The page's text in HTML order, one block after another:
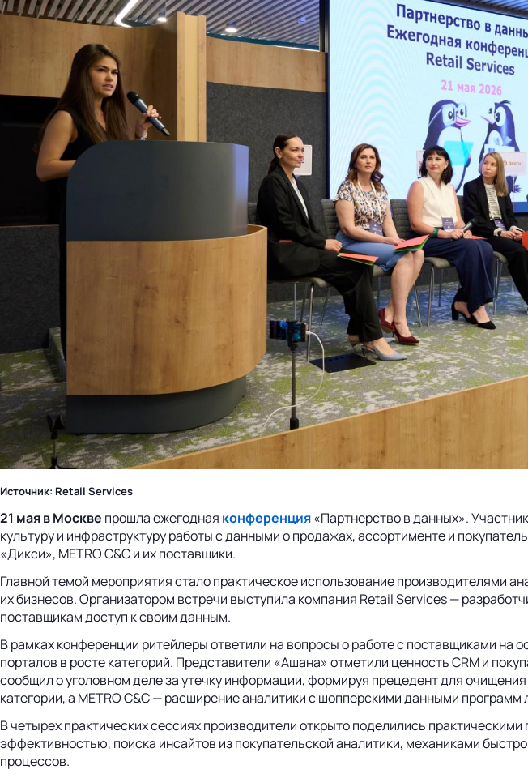
Источник: Retail Services
21 мая в Москве прошла ежегодная конференция«Партнерство в данных».
культуру и инфраструктуру работы с данными о продажах, ассортименте и
«Дикси», METRO C&C и их поставщики.
Главной темой мероприятия стало практическое использование производителями
их бизнесов. Организатором встречи выступила компания Retail Services —
поставщикам доступ к своим данным.
В рамках конференции ритейлеры ответили на вопросы о работе с поставщиками на
порталов в росте категорий. Представители «Ашана» отметили ценность CRM и
сообщил о уголовном деле за утечку информации, формируя прецедент для
категории, а METRO C&C — расширение аналитики с шопперскими данными программ
В четырех практических сессиях производители открыто поделились
эффективностью, поиска инсайтов из покупательской аналитики, механиками
процессов.